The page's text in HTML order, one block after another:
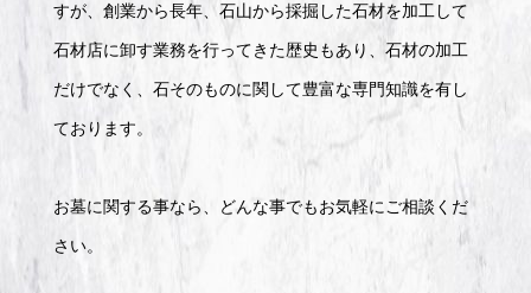
すが、創業から長年、石山から採掘した石材を加工して
石材店に卸す業務を行ってきた歴史もあり、石材の加工
だけでなく、石そのものに関して豊富な専門知識を有し
ております。
お墓に関する事なら、どんな事でもお気軽にご相談くだ
さい。